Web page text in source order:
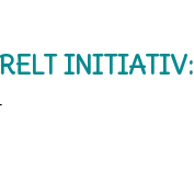
INITIATIV: